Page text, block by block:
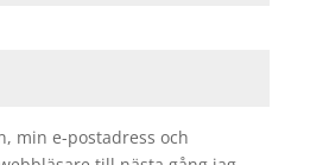
min e-postadress och